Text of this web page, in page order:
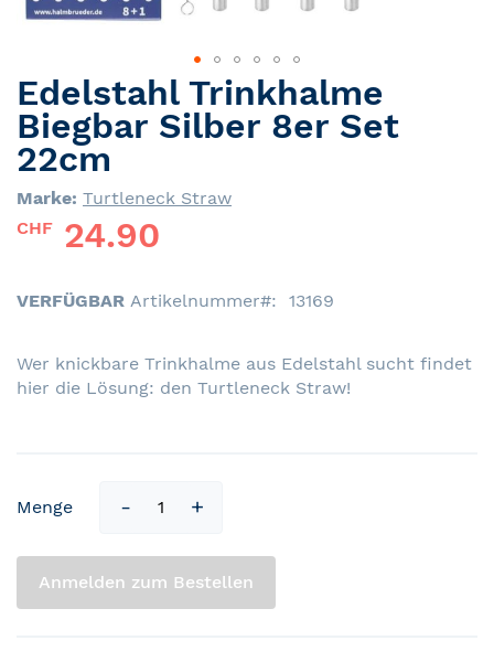
Skip
to
the
beginning
the
images
Edelstahl Trinkhalme
Biegbar Silber 8er Set
22cm
Marke: Turtleneck Straw
CHF 24.90
VERFÜGBAR Artikelnummer 13169
Wer knickbare Trinkhalme aus Edelstahl sucht findet
hier die Lösung: den Turtleneck Straw!
Menge
Anmelden zum Bestellen